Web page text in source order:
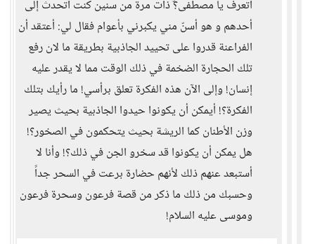
أتعرف يا مصطفى؟ّ ذات مرة من سنين كنت أتحدث إلى
أحدهم و هو أسنّ مني يكبرني بأعوام فقال لي: أعتقد أن
الفراعنة قدروا على تحييد الجاذبية بطريقة ما لان رفع
تلك الحجارة الضخمة في ذلك الوقت مما لا يقدر عليه
إنسان! وإلى الآن هذه الفكرة تعلق برأسي! ما رأيك بتلك
الفكرة؟! أيمكن أن يكونوا حيدوا الجاذبية بحيث يصير
وزن الأطنان كما الريشة بحيث يتحكمون في الصخور؟!
هل يمكن أن يكونوا قد سخرو الجن في ذلك؟! وأنا لا
أستبعد عنهم ذلك لأنهم حضارة برعت في السحر جداً
وحسبك من ذلك ما ذكر من قصة فرعون وسحرة فرعون
وموسى عليه السلام!